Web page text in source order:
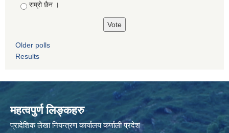
राम्रो छैन ।
Older polls
Results
महत्वपुर्ण लिङ्कहरु
प्रादेशिक लेखा नियन्त्रण कार्यालय कर्णाली प्रदेश